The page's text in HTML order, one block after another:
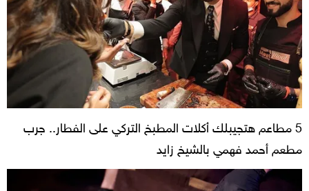
5 مطاعم هتجيبلك أكلات المطبخ التركي على الفطار.. جرب
مطعم أحمد فهمي بالشيخ زايد